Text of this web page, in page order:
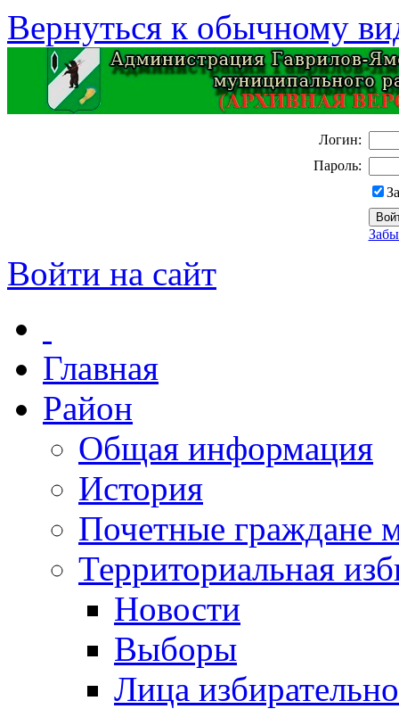
Вернуться к обычному
Логин:
Пароль:
Войти на сайт
Главная
Район
Общая информация
История
Почетные граждане
Территориальная
Новости
Выборы
Лица